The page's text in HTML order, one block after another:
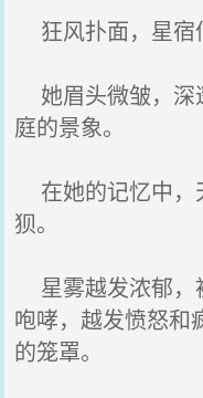
狂风扑面，星宿
她眉头微皱，深
庭的景象。
在她的记忆中，
狈。
星雾越发浓郁，
咆哮，越发愤怒和
的笼罩。